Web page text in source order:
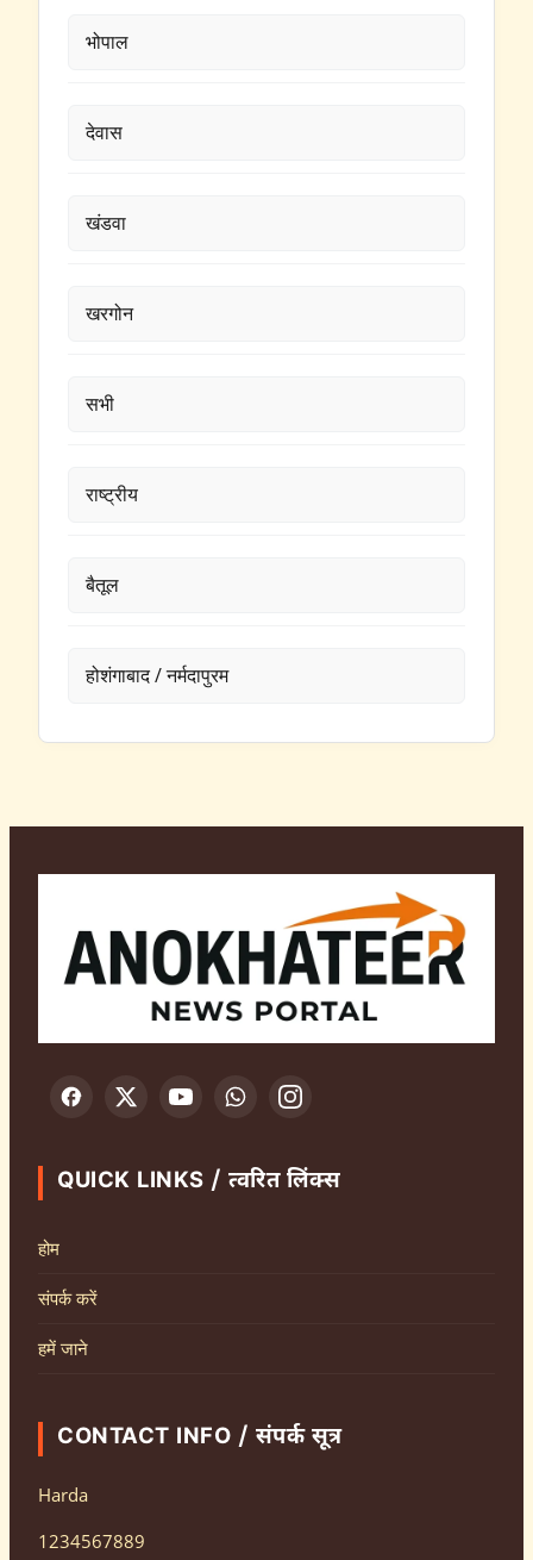
भोपाल
देवास
खंडवा
खरगोन
सभी
राष्ट्रीय
बैतूल
होशंगाबाद / नर्मदापुरम
QUICK LINKS / त्वरित लिंक्स
होम
संपर्क करें
हमें जाने
CONTACT INFO / संपर्क सूत्र
Harda
1234567889